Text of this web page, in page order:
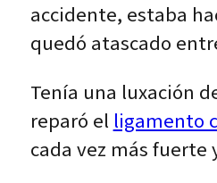
accidente, estaba
quedó atascado
Tenía una luxación
reparó el ligamento
cada vez más